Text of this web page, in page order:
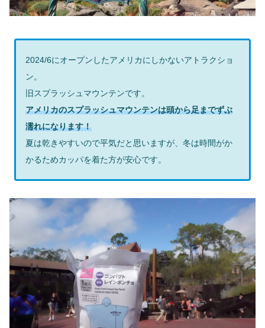
2024/6にオープンしたアメリカにしかないアトラクショ
ン。
旧スプラッシュマウンテンです。
アメリカのスプラッシュマウンテンは頭から足までずぶ
濡れになります！
夏は乾きやすいので平気だと思いますが、冬は時間がか
かるためカッパを着た方が安心です。